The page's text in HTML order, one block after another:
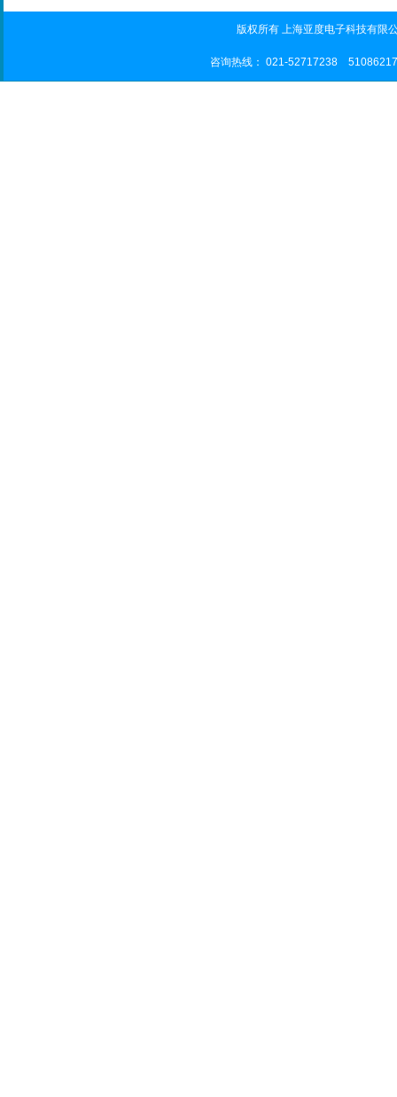
版权所有 上海亚度电子科技有限
咨询热线： 021-52717238